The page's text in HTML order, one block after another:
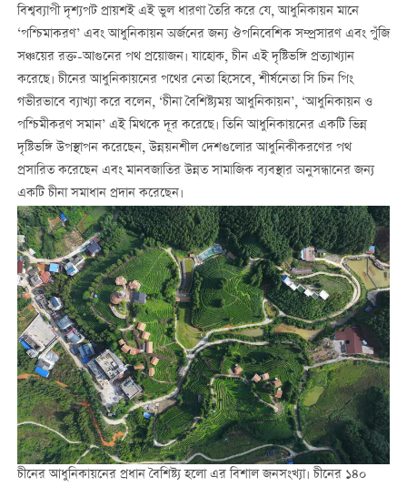
বিশ্বব্যাপী দৃশ্যপট প্রায়শই এই ভুল ধারণা তৈরি করে যে, আধুনিকায়ন মানে
‘পশ্চিমাকরণ’ এবং আধুনিকায়ন অর্জনের জন্য ঔপনিবেশিক সম্প্রসারণ এবং পুঁজি
সঞ্চয়ের রক্ত-আগুনের পথ প্রয়োজন। যাহোক, চীন এই দৃষ্টিভঙ্গি প্রত্যাখ্যান
করেছে। চীনের আধুনিকায়নের পথের নেতা হিসেবে, শীর্ষনেতা সি চিন পিং
গভীরভাবে ব্যাখ্যা করে বলেন, ‘চীনা বৈশিষ্ট্যময় আধুনিকায়ন’, ‘আধুনিকায়ন ও
পশ্চিমীকরণ সমান’ এই মিথকে দূর করেছে। তিনি আধুনিকায়নের একটি ভিন্ন
দৃষ্টিভঙ্গি উপস্থাপন করেছেন, উন্নয়নশীল দেশগুলোর আধুনিকীকরণের পথ
প্রসারিত করেছেন এবং মানবজাতির উন্নত সামাজিক ব্যবস্থার অনুসন্ধানের জন্য
একটি চীনা সমাধান প্রদান করেছেন।
চীনের আধুনিকায়নের প্রধান বৈশিষ্ট্য হলো এর বিশাল জনসংখ্যা। চীনের ১৪০